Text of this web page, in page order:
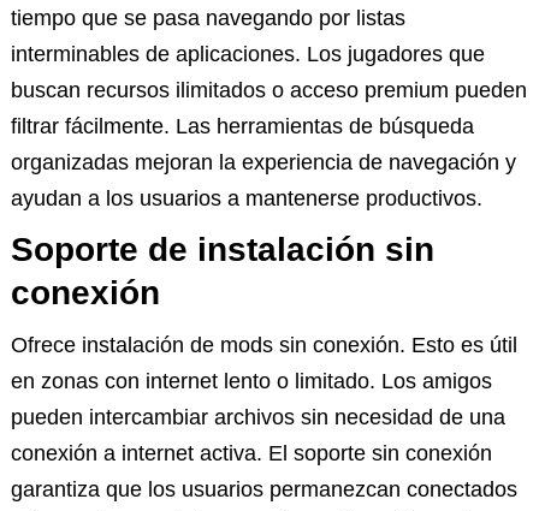
tiempo que se pasa navegando por listas
interminables de aplicaciones. Los jugadores que
buscan recursos ilimitados o acceso premium pueden
filtrar fácilmente. Las herramientas de búsqueda
organizadas mejoran la experiencia de navegación y
ayudan a los usuarios a mantenerse productivos.
Soporte de instalación sin
conexión
Ofrece instalación de mods sin conexión. Esto es útil
en zonas con internet lento o limitado. Los amigos
pueden intercambiar archivos sin necesidad de una
conexión a internet activa. El soporte sin conexión
garantiza que los usuarios permanezcan conectados